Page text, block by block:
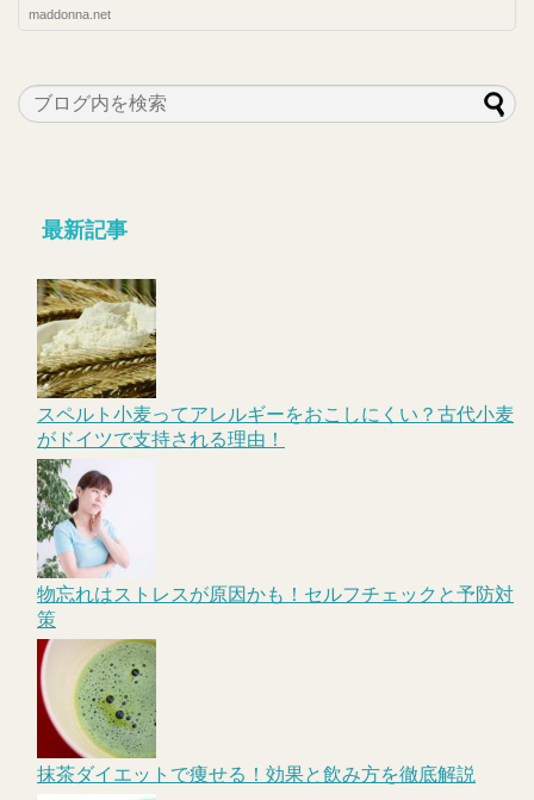
maddonna.net
最新記事
スペルト小麦ってアレルギーをおこしにくい？古代小麦
がドイツで支持される理由！
物忘れはストレスが原因かも！セルフチェックと予防対
策
抹茶ダイエットで痩せる！効果と飲み方を徹底解説